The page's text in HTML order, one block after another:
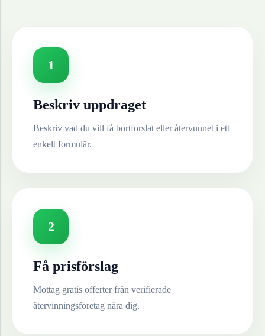
1
Beskriv uppdraget
Beskriv vad du vill få bortforslat eller återvunnet i ett
enkelt formulär.
2
Få prisförslag
Mottag gratis offerter från verifierade
återvinningsföretag nära dig.